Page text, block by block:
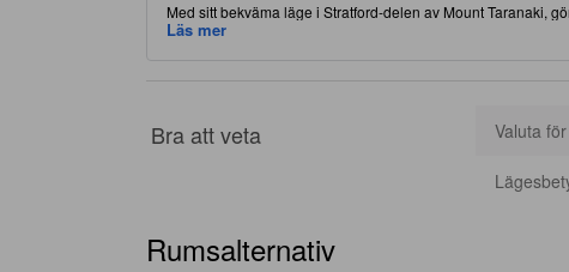
Med sitt bekväma läge i Stratford-delen av Mount Taranaki,
matställen. Detta 4.0-stjärniga boende är fullpackat med
Läs mer
Bra att veta Valuta
Rumsalternativ